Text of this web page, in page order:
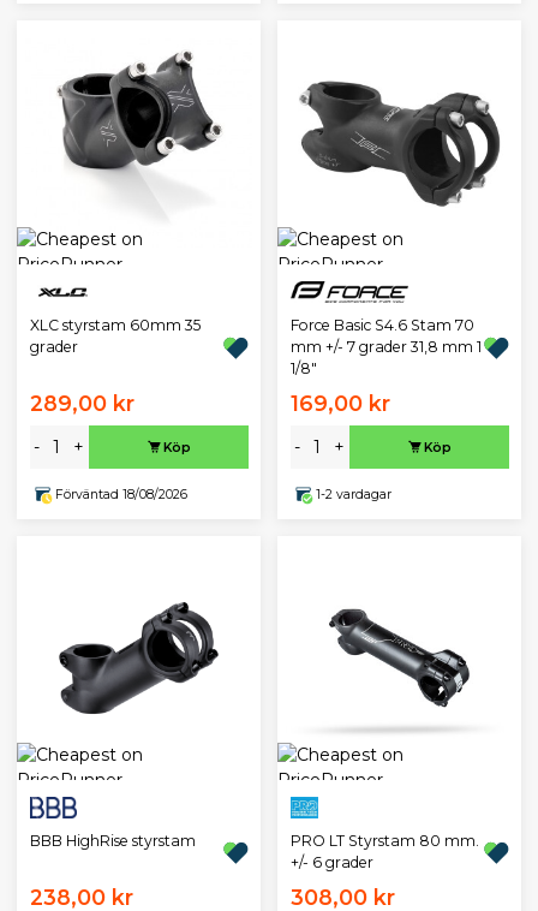
XLC styrstam 60mm 35
grader
289,00 kr
- + Köp
Förväntad 18/08/2026
Force Basic S4.6 Stam 70
mm +/- 7 grader 31,8 mm 1
1/8"
169,00 kr
- + Köp
1-2 vardagar
BBB HighRise styrstam
238,00 kr
PRO LT Styrstam 80 mm.
+/- 6 grader
308,00 kr